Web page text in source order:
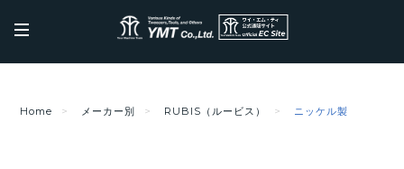
Home メーカー別 RUBIS（ルービス） ニッケル製